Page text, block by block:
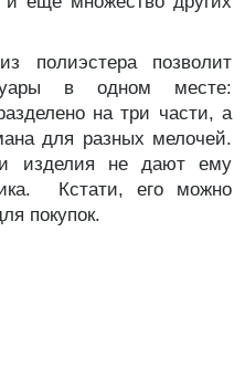
полиэстера позволит
в одном месте:
на три части, а
для разных мелочей.
изделия не дают ему
Кстати, его можно
покупок.